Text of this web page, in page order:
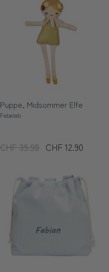
Puppe, Midsommer Elfe
Fabelab
CHF 39.90 CHF 12.90